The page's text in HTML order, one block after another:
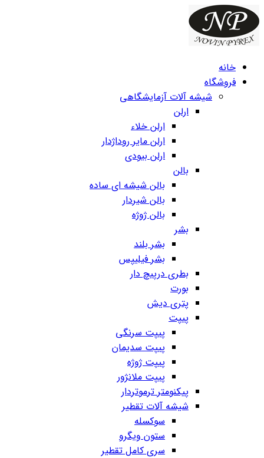
خانه
فروشگاه
شیشه آلات آزمایشگاهی
ارلن
ارلن خلاء
ارلن مایر روداژدار
ارلن بیودی
بالن
بالن شیشه ای ساده
بالن شیردار
بالن ژوژه
بشر
بشر بلند
بشر فیلیپس
بطری درپیچ دار
بورت
پتری دیش
پیپت
پیپت سرنگی
پیپت سدیمان
پیپت ژوژه
پیپت ملانژور
پیکنومتر ترموتردار
شیشه آلات تقطیر
سوکسله
ستون ویگرو
سری کامل تقطیر